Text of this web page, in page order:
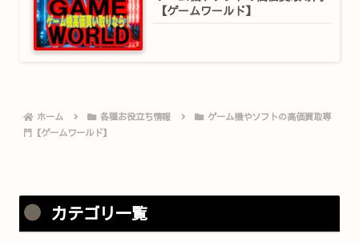
【ゲームワールド】
ホーム 各種お役立ち情報
ゲーム機やソフトの高価買取専
門【ゲームワールド】
カテゴリ一覧